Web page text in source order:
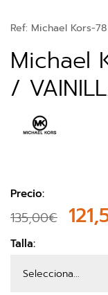
Ref: Michael Kors-78
Michael
/
Precio:
135,00€
Talla: